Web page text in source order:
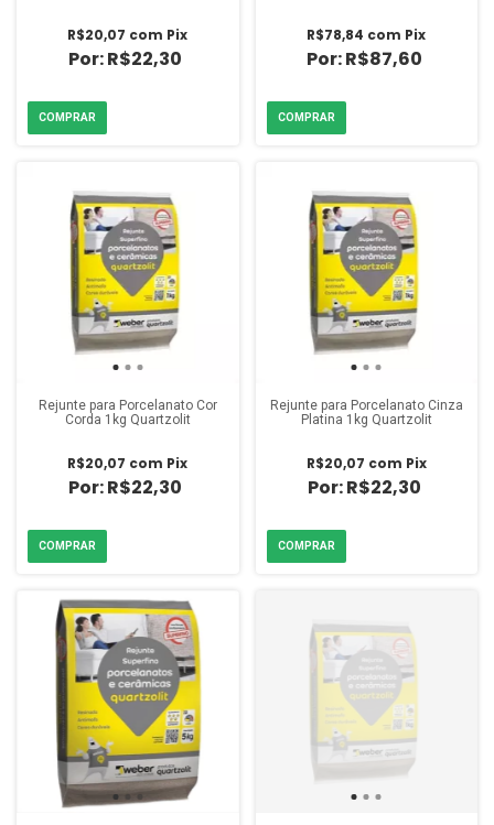
R$22,30
R$20,07 com Pix
R$87,60
R$78,84 com Pix
Rejunte para Porcelanato Cor
Corda 1kg Quartzolit
R$22,30
R$20,07 com Pix
Rejunte para Porcelanato Cinza
Platina 1kg Quartzolit
R$22,30
R$20,07 com Pix